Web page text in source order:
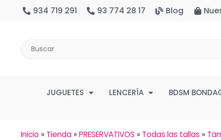
934 719 291 93 774 28 17 Blog
JUGUETES LENCERÍA BDSM
Inicio » Tienda »PRESERVATIVOS » Todas las tallas »